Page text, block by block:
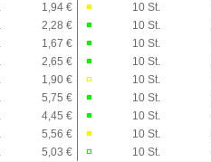
1,94 € 10 St.
2,28 € 10 St.
1,67 € 10 St.
2,65 € 10 St.
1,90 € 10 St.
5,75 € 10 St.
4,45 € 10 St.
5,56 € 10 St.
5,03 € 10 St.